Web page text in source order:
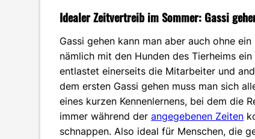
Idealer Zeitvertreib im Sommer: Gassi
Gassi gehen kann man aber auch ohne
nämlich mit den Hunden des Tierheims
entlastet einerseits die Mitarbeiter und
dem ersten Gassi gehen muss man sich
eines kurzen Kennenlernens, bei dem die
immer während derangegebenen Zeiten
schnappen. Also ideal für Menschen, die